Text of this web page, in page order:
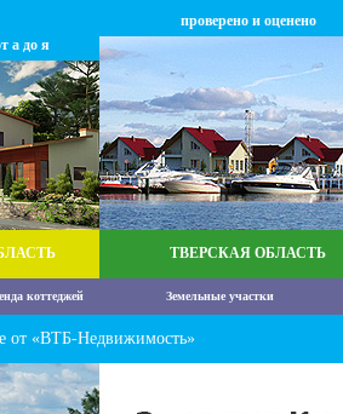
а до я
проверено и оценено
ТВЕРСКАЯ ОБЛАСТЬ
коттеджей Земельные участки
от «ВТБ-Недвижимость»